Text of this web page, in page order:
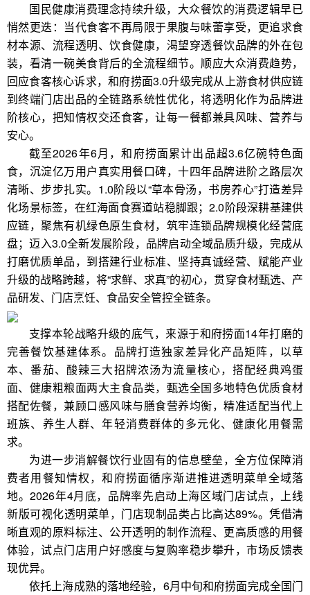
国民健康消费理念持续升级，大众餐饮的消费逻辑早已
悄然更迭：当代食客不再局限于果腹与味蕾享受，更追求食
材本源、流程透明、饮食健康，渴望穿透餐饮品牌的外在包
装，看清一碗美食背后的全流程细节。顺应大众消费趋势，
回应食客核心诉求，和府捞面3.0升级完成从上游食材供应链
到终端门店出品的全链路系统性优化，将透明化作为品牌进
阶核心，把知情权交还食客，让每一餐都兼具风味、营养与
安心。
截至2026年6月，和府捞面累计出品超3.6亿碗特色面
食，沉淀亿万用户真实用餐口碑，十四年品牌进阶之路层次
清晰、步步扎实。1.0阶段以“草本骨汤，书房养心”打造差异
化场景标签，在红海面食赛道站稳脚跟；2.0阶段深耕基建供
应链，聚焦有机绿色原生食材，筑牢连锁品牌规模化经营底
盘；迈入3.0全新发展阶段，品牌启动全域品质升级，完成从
打磨优质单品，到搭建行业标准、坚持真诚经营、赋能产业
升级的战略跨越，将“求鲜、求真”的初心，贯穿食材甄选、产
品研发、门店烹饪、食品安全管控全链条。
支撑本轮战略升级的底气，来源于和府捞面14年打磨的
完善餐饮基建体系。品牌打造独家差异化产品矩阵，以草
本、番茄、酸辣三大招牌浓汤为流量核心，搭配经典鸡蛋
面、健康粗粮面两大主食品类，甄选全国多地特色优质食材
搭配佐餐，兼顾口感风味与膳食营养均衡，精准适配当代上
班族、养生人群、年轻消费群体的多元化、健康化用餐需
求。
为进一步消解餐饮行业固有的信息壁垒，全方位保障消
费者用餐知情权，和府捞面循序渐进推进透明菜单全域落
地。2026年4月底，品牌率先启动上海区域门店试点，上线
新版可视化透明菜单，门店现制品类占比高达89%。凭借清
晰直观的原料标注、公开透明的制作流程、更高质感的用餐
体验，试点门店用户好感度与复购率稳步攀升，市场反馈表
现优异。
依托上海成熟的落地经验，6月中旬和府捞面完成全国门